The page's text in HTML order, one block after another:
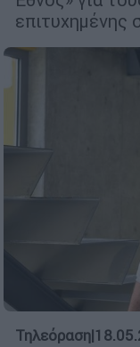
επιτυχημένης
Τηλεόραση|